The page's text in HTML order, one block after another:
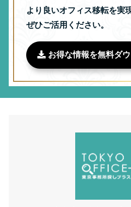
より良いオフィス移転を実
ぜひご活用ください。
お得な情報を無料ダ